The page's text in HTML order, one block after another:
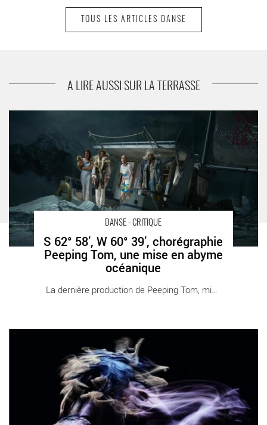
Châtelet autour de l’art chorégraphique
TOUS LES ARTICLES DANSE
A LIRE AUSSI SUR LA TERRASSE
DANSE - CRITIQUE
S 62° 58’, W 60° 39’, chorégraphie
Peeping Tom, une mise en abyme
océanique
La dernière production de Peeping Tom, mise [...]
S 62° 58’, W 60° 39’, chorégraphie Peeping Tom, une mise en
abyme océanique - Critique sortie Danse Créteil Mac Créteil
Maison des Arts
Rite de passage, Solo II - Critique sortie Danse Vitry-sur-Seine